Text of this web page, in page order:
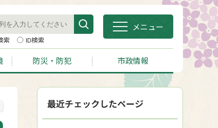
索 ID検索
メニュー
防災・防犯 市政情報
最近チェックしたページ